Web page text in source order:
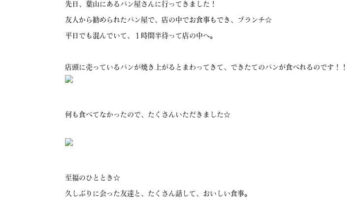
先日、葉山にあるパン屋さんに行ってきました！
友人から勧められたパン屋で、店の中でお食事もでき、ブランチ☆
平日でも混んでいて、１時間半待って店の中へ。
店頭に売っているパンが焼き上がるとまわってきて、できたてのパンが食べれるのです！！
何も食べてなかったので、たくさんいただきました☆
至福のひととき☆
久しぶりに会った友達と、たくさん話して、おいしい食事。